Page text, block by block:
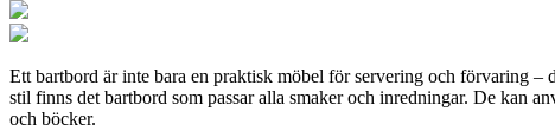
Ett bartbord är inte bara en praktisk möbel för servering och förvaring –
stil finns det bartbord som passar alla smaker och inredningar. De kan
och böcker.